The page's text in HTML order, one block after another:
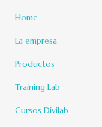
Home
La empresa
Productos
Training Lab
Cursos Divilab